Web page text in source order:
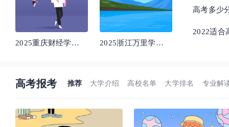
2025浙江万里学院
意度怎么样
2025重庆财经学院
就业前景满意度怎
么样
高考多少
2022适合
高考报考 推荐 大学介绍 高校名单 大学排名 专业解